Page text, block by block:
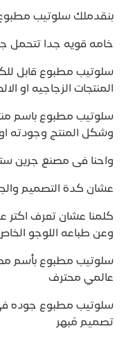
بنقدملك سلوتيب
خامه قويه جدا تتحمل
سلوتيب مطبوع قابل
المنتجات الزجاجيه او
سلوتيب مطبوع باسم
وشكل المنتج وجودته
واحنا فى مصنع جرين
عشان كدة التصميم
كلمنا عشان تعرف اكتر
وعن طباعه اللوجو
سلوتيب مطبوع بأسم
عالمي محترف
سلوتيب مطبوع جوده
تصميم مُبهر